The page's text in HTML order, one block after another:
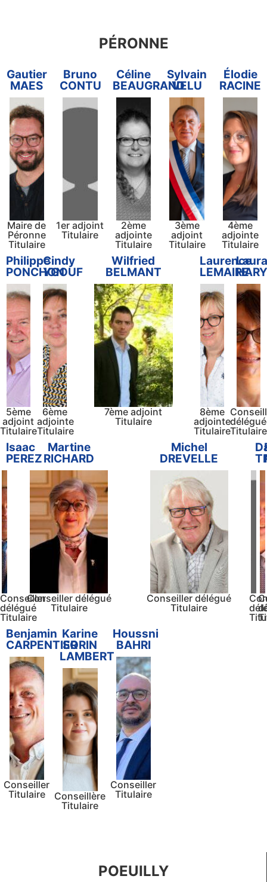
PÉRONNE
Gautier
MAES
Maire de
Péronne
Titulaire
Bruno
CONTU
1er adjoint
Titulaire
Céline
BEAUGRAND
2ème
adjointe
Titulaire
Sylvain
VELU
3ème
adjoint
Titulaire
Élodie
RACINE
4ème
adjointe
Titulaire
Philippe
PONCHON
5ème
adjoint
Titulaire
Cindy
YGOUF
6ème
adjointe
Titulaire
Wilfried
BELMANT
7ème adjoint
Titulaire
Laurence
LEMAIRE
8ème
adjointe
TitulaireTitulaire
Isaac
PEREZ
Conseiller
délégué
Titulaire
Martine
RICHARD
Conseiller délégué
Titulaire
Michel
DREVELLE
Conseiller délégué
Titulaire
Benjamin
CARPENTIER
Conseiller
Titulaire
Karine
SORIN
LAMBERT
Conseillère
Titulaire
Houssni
BAHRI
Conseiller
Titulaire
POEUILLY